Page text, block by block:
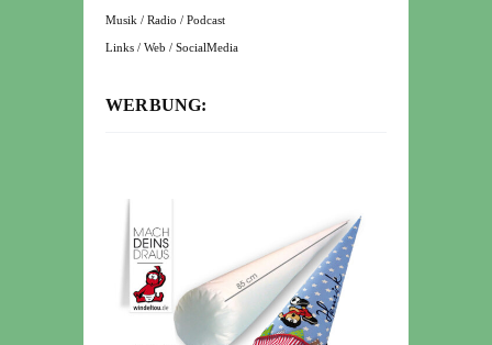
Musik / Radio / Podcast
Links / Web / SocialMedia
WERBUNG: